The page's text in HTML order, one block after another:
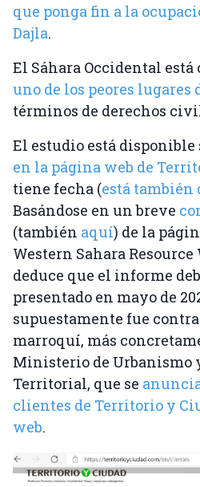
que ponga fin a la
Dajla.
El Sáhara Occidental
uno de los peores lugares
términos de derechos
El estudio está disponible
en la página web de
tiene fecha (está
Basándose en un breve
(también aquí) de la
Western Sahara Resource
deduce que el informe
presentado en mayo de
supuestamente fue
marroquí, más
Ministerio de Urbanismo
Territorial, que se
clientes de Territorio y
web.